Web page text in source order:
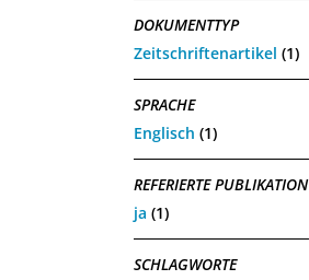
DOKUMENTTYP
Zeitschriftenartikel (1)
SPRACHE
Englisch (1)
REFERIERTE PUBLIKATION
ja (1)
SCHLAGWORTE